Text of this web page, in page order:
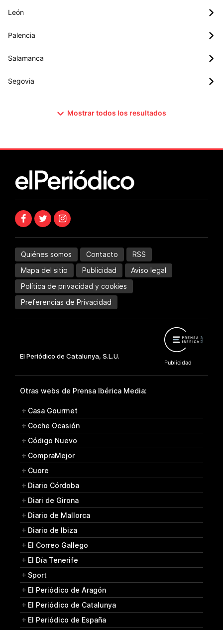
León
Palencia
Salamanca
Segovia
Mostrar todos los resultados
Quiénes somos Contacto
RSS
Mapa del sitio
Publicidad
Aviso legal
Política de privacidad y cookies
Preferencias de Privacidad
Otras webs de Prensa Ibérica Media:
Casa Gourmet
Coche Ocasión
Código Nuevo
CompraMejor
Cuore
Diario Córdoba
Diari de Girona
Diario de Mallorca
Diario de Ibiza
El Correo Gallego
El Día Tenerife
Sport
El Periódico de Aragón
El Periódico de Catalunya
El Periódico de España